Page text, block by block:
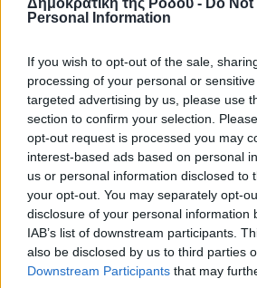
Δημοκρατική της Ρόδου - Do
Personal Information
If you wish to opt-out of the sale,
processing of your personal or
targeted advertising by us, please use
section to confirm your selection.
opt-out request is processed you may
interest-based ads based on personal
us or personal information disclosed to
your opt-out. You may separately opt-
disclosure of your personal information
IAB’s list of downstream participants.
also be disclosed by us to third parties
Downstream Participants that may
o καιρός τώρα:
αίθριος καιρός
85%
14km/h
Δ
29°/30
06:18
20:07
πρόγνωση:
32°
ΣΑ
30°